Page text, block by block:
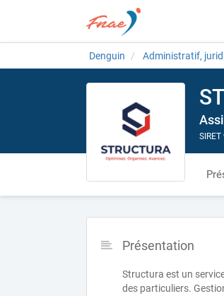
Denguin Administratif,
Présentation
Structura est un
des particuliers.